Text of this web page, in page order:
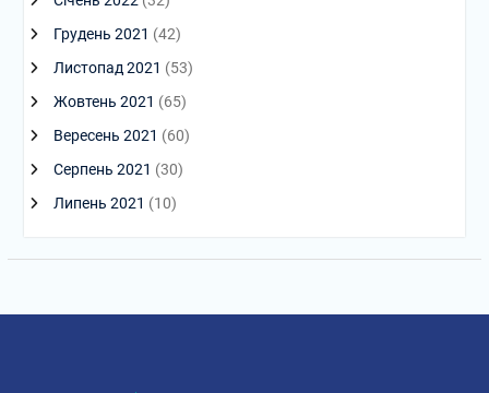
Грудень 2021 (42)
Листопад 2021 (53)
Жовтень 2021 (65)
Вересень 2021 (60)
Серпень 2021 (30)
Липень 2021 (10)